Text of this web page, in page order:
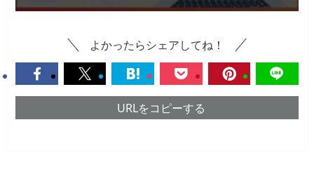
よかったらシェアしてね！
URLをコピーする